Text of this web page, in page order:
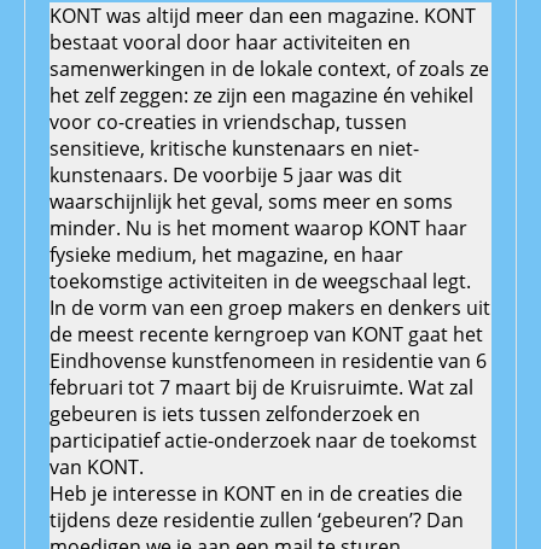
KONT was altijd meer dan een magazine. KONT
bestaat vooral door haar activiteiten en
samenwerkingen in de lokale context, of zoals ze
het zelf zeggen: ze zijn een magazine én vehikel
voor co-creaties in vriendschap, tussen
sensitieve, kritische kunstenaars en niet-
kunstenaars. De voorbije 5 jaar was dit
waarschijnlijk het geval, soms meer en soms
minder. Nu is het moment waarop KONT haar
fysieke medium, het magazine, en haar
toekomstige activiteiten in de weegschaal legt.
In de vorm van een groep makers en denkers uit
de meest recente kerngroep van KONT gaat het
Eindhovense kunstfenomeen in residentie van 6
februari tot 7 maart bij de Kruisruimte. Wat zal
gebeuren is iets tussen zelfonderzoek en
participatief actie-onderzoek naar de toekomst
van KONT.
Heb je interesse in KONT en in de creaties die
tijdens deze residentie zullen ‘gebeuren’? Dan